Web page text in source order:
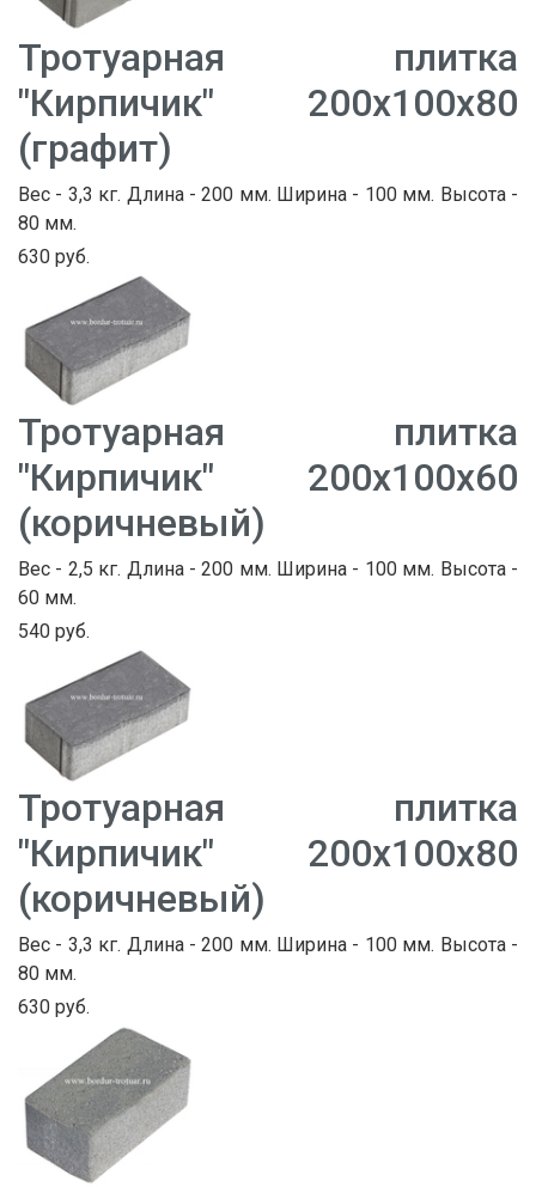
Тротуарная плитка
"Кирпичик" 200х100х80
(графит)
Вес - 3,3 кг. Длина - 200 мм. Ширина - 100 мм. Высота -
80 мм.
630 руб.
Тротуарная плитка
"Кирпичик" 200х100х60
(коричневый)
Вес - 2,5 кг. Длина - 200 мм. Ширина - 100 мм. Высота -
60 мм.
540 руб.
Тротуарная плитка
"Кирпичик" 200х100х80
(коричневый)
Вес - 3,3 кг. Длина - 200 мм. Ширина - 100 мм. Высота -
80 мм.
630 руб.